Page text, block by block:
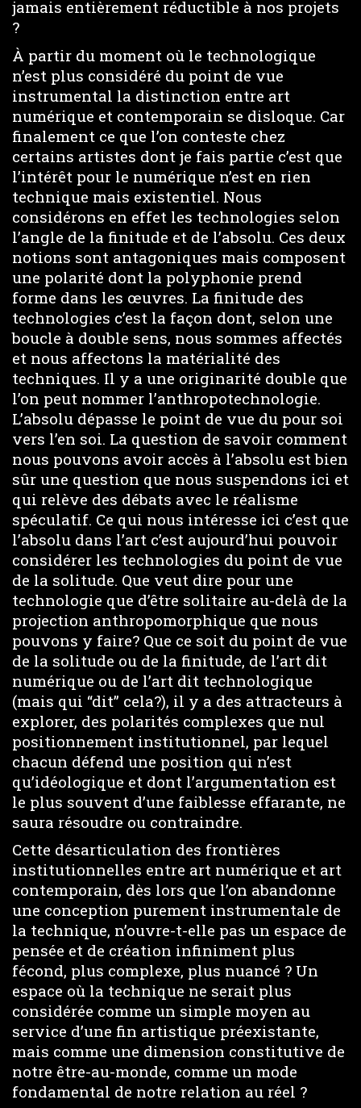
jamais entièrement réductible à nos projets
?
À partir du moment où le technologique
n’est plus considéré du point de vue
instrumental la distinction entre art
numérique et contemporain se disloque. Car
finalement ce que l’on conteste chez
certains artistes dont je fais partie c’est que
l’intérêt pour le numérique n’est en rien
technique mais existentiel. Nous
considérons en effet les technologies selon
l’angle de la finitude et de l’absolu. Ces deux
notions sont antagoniques mais composent
une polarité dont la polyphonie prend
forme dans les œuvres. La finitude des
technologies c’est la façon dont, selon une
boucle à double sens, nous sommes affectés
et nous affectons la matérialité des
techniques. Il y a une originarité double que
l’on peut nommer l’anthropotechnologie.
L’absolu dépasse le point de vue du pour soi
vers l’en soi. La question de savoir comment
nous pouvons avoir accès à l’absolu est bien
sûr une question que nous suspendons ici et
qui relève des débats avec le réalisme
spéculatif. Ce qui nous intéresse ici c’est que
l’absolu dans l’art c’est aujourd’hui pouvoir
considérer les technologies du point de vue
de la solitude. Que veut dire pour une
technologie que d’être solitaire au-delà de la
projection anthropomorphique que nous
pouvons y faire? Que ce soit du point de vue
de la solitude ou de la finitude, de l’art dit
numérique ou de l’art dit technologique
(mais qui “dit” cela?), il y a des attracteurs à
explorer, des polarités complexes que nul
positionnement institutionnel, par lequel
chacun défend une position qui n’est
qu’idéologique et dont l’argumentation est
le plus souvent d’une faiblesse effarante, ne
saura résoudre ou contraindre.
Cette désarticulation des frontières
institutionnelles entre art numérique et art
contemporain, dès lors que l’on abandonne
une conception purement instrumentale de
la technique, n’ouvre-t-elle pas un espace de
pensée et de création infiniment plus
fécond, plus complexe, plus nuancé ? Un
espace où la technique ne serait plus
considérée comme un simple moyen au
service d’une fin artistique préexistante,
mais comme une dimension constitutive de
notre être-au-monde, comme un mode
fondamental de notre relation au réel ?